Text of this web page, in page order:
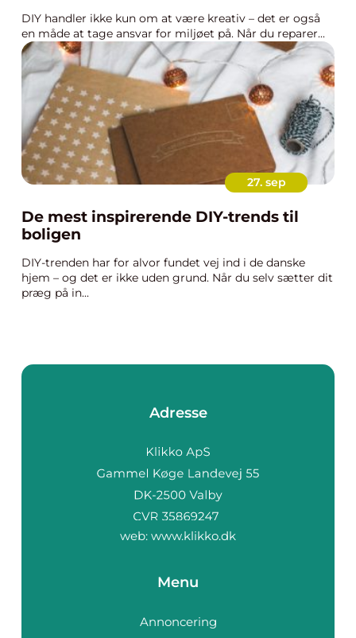
DIY handler ikke kun om at være kreativ – det er også
en måde at tage ansvar for miljøet på. Når du reparer...
27. sep
De mest inspirerende DIY-trends til
boligen
DIY-trenden har for alvor fundet vej ind i de danske
hjem – og det er ikke uden grund. Når du selv sætter dit
præg på in...
Adresse
web: www.klikko.dk
Menu
Annoncering